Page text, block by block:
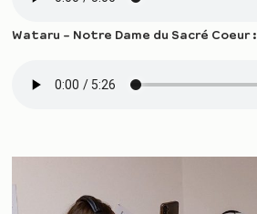
Wataru – Notre Dame du Sacré Coeur :